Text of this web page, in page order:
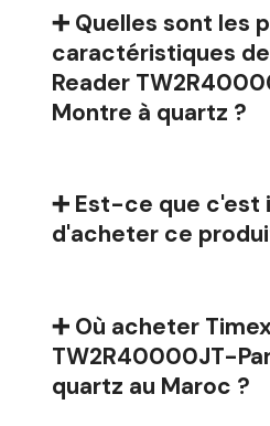
➕ Quelles sont les
caractéristiques
Reader
Montre à quartz ?
➕ Est-ce que c'est
d'acheter ce
➕ Où acheter
TW2R40000JT-
quartz au Maroc ?